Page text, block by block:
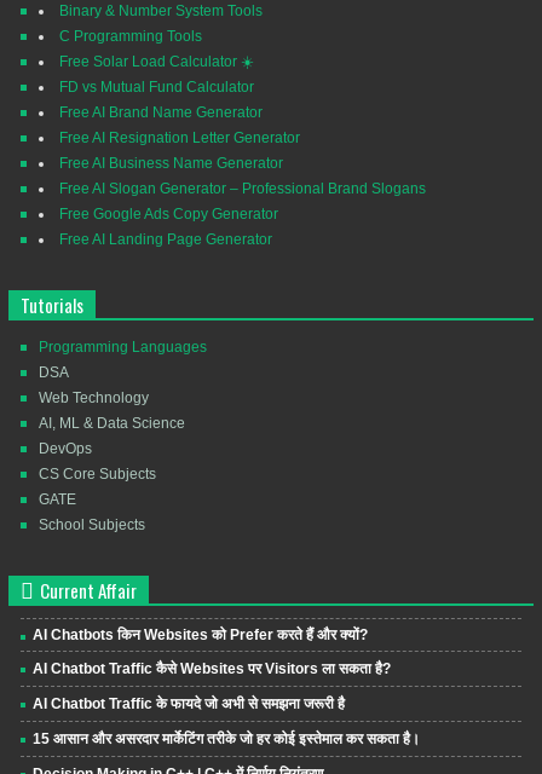
Binary & Number System Tools
C Programming Tools
Free Solar Load Calculator ☀️
FD vs Mutual Fund Calculator
Free AI Brand Name Generator
Free AI Resignation Letter Generator
Free AI Business Name Generator
Free AI Slogan Generator – Professional Brand Slogans
Free Google Ads Copy Generator
Free AI Landing Page Generator
Tutorials
Programming Languages
DSA
Web Technology
AI, ML & Data Science
DevOps
CS Core Subjects
GATE
School Subjects
Current Affair
AI Chatbots किन Websites को Prefer करते हैं और क्यों?
AI Chatbot Traffic कैसे Websites पर Visitors ला सकता है?
AI Chatbot Traffic के फायदे जो अभी से समझना जरूरी है
15 आसान और असरदार मार्केटिंग तरीके जो हर कोई इस्तेमाल कर सकता है।